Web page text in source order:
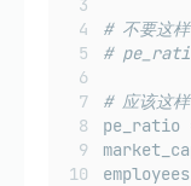
# 不要这
#
# 应该这
pe_ratio
employees